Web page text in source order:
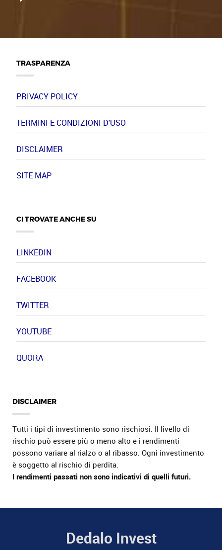
TRASPARENZA
PRIVACY POLICY
TERMINI E CONDIZIONI D'USO
DISCLAIMER
SITE MAP
CI TROVATE ANCHE SU
LINKEDIN
FACEBOOK
TWITTER
YOUTUBE
QUORA
DISCLAIMER
Tutti i tipi di investimento sono rischiosi. Il livello di
rischio può essere più o meno alto e i rendimenti
possono variare al rialzo o al ribasso. Ogni investimento
è soggetto al rischio di perdita.
I rendimenti passati non sono indicativi di quelli futuri.
Dedalo Invest